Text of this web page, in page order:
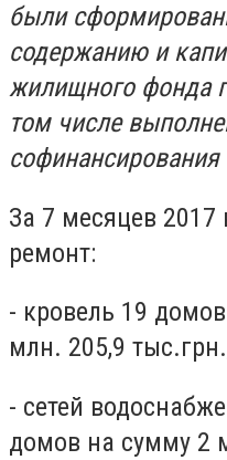
были
содержанию и
жилищного фонда
том числе
За 7 месяцев
ремонт:
- кровель 19
млн. 205,9
- сетей
домов на сумму 2